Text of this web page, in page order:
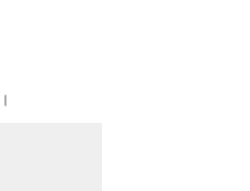
｜